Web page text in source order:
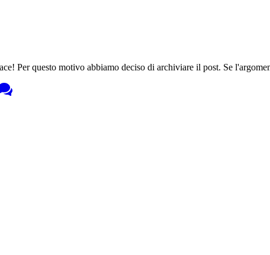
Per questo motivo abbiamo deciso di archiviare il post. Se